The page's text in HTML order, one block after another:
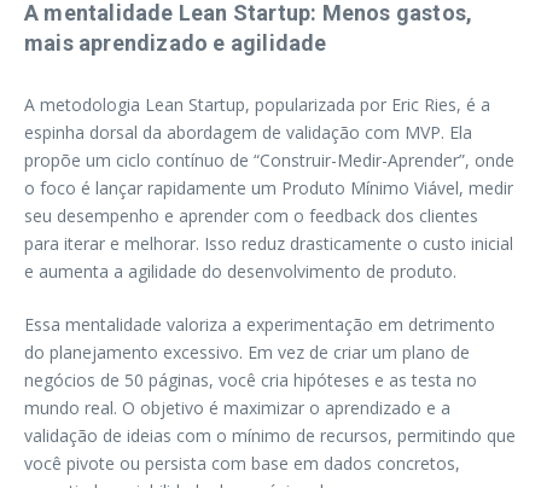
A mentalidade Lean Startup: Menos gastos,
mais aprendizado e agilidade
A metodologia Lean Startup, popularizada por Eric Ries, é a
espinha dorsal da abordagem de validação com MVP. Ela
propõe um ciclo contínuo de “Construir-Medir-Aprender”, onde
o foco é lançar rapidamente um Produto Mínimo Viável, medir
seu desempenho e aprender com o feedback dos clientes
para iterar e melhorar. Isso reduz drasticamente o custo inicial
e aumenta a agilidade do desenvolvimento de produto.
Essa mentalidade valoriza a experimentação em detrimento
do planejamento excessivo. Em vez de criar um plano de
negócios de 50 páginas, você cria hipóteses e as testa no
mundo real. O objetivo é maximizar o aprendizado e a
validação de ideias com o mínimo de recursos, permitindo que
você pivote ou persista com base em dados concretos,